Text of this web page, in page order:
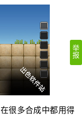
很多合成中都用得
举
报